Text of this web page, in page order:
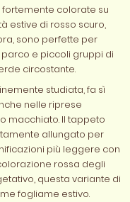
colorate su
estive di rosso scuro,
sono perfette per
e piccoli gruppi di
circostante.
studiata, fa sì
nelle riprese
macchiato. Il tappeto
allungato per
più leggere con
rossa degli
questa variante di
fogliame estivo.